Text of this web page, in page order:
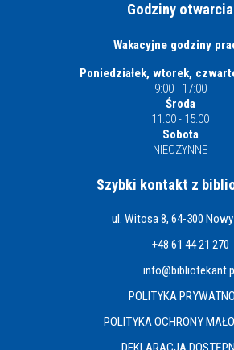
Godziny otwarcia
Wakacyjne godziny
Poniedziałek, wtorek,
9:00 - 17:00
Środa
11:00 - 15:00
Sobota
NIECZYNNE
Szybki kontakt z
ul. Witosa 8, 64-300
+48 61 44 21 270
POLITYKA
POLITYKA OCHRONY